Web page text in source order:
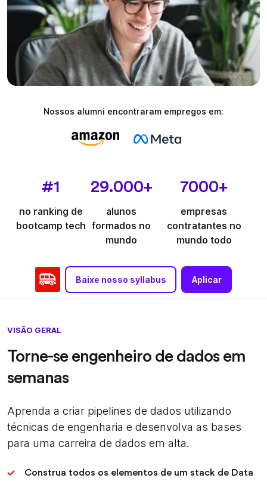
Nossos alumni encontraram empregos em:
#1
no ranking de
bootcamp tech
29.000+
alunos
formados no
mundo
7000+
empresas
contratantes no
mundo todo
Baixe nosso syllabus Aplicar
VISÃO GERAL
Torne-se engenheiro de dados em
semanas
Aprenda a criar pipelines de dados utilizando
técnicas de engenharia e desenvolva as bases
para uma carreira de dados em alta.
Construa todos os elementos de um stack de Data